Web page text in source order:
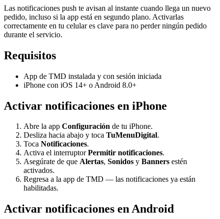
Las notificaciones push te avisan al instante cuando llega un nuevo
pedido, incluso si la app está en segundo plano. Activarlas
correctamente en tu celular es clave para no perder ningún pedido
durante el servicio.
Requisitos
App de TMD instalada y con sesión iniciada
iPhone con iOS 14+ o Android 8.0+
Activar notificaciones en iPhone
Abre la app Configuración de tu iPhone.
Desliza hacia abajo y toca TuMenuDigital.
Toca Notificaciones.
Activa el interruptorPermitir notificaciones.
Asegúrate de que Alertas, Sonidos y Banners estén
activados.
Regresa a la app de TMD — las notificaciones ya están
habilitadas.
Activar notificaciones en Android